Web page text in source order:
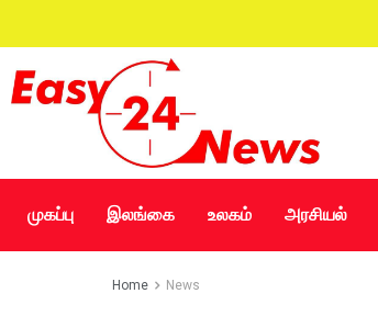
முகப்பு இலங்கை உலகம் அரசியல்
Home News